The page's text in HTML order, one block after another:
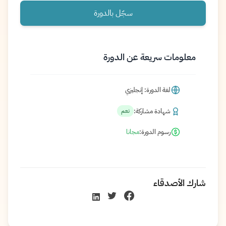
سجّل بالدورة
معلومات سريعة عن الدورة
لغة الدورة: إنجليزي
شهادة مشاركة: نعم
رسوم الدورة:مجانا
شارك الأصدقاء